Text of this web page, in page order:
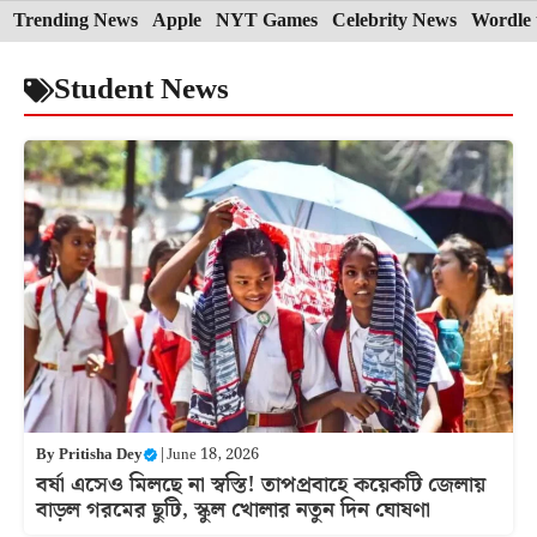
Skip
to
content
Trending News Apple NYT Games Celebrity News Wordle
Student News
ByPritisha Dey |June 18, 2026
বর্ষা এসেও মিলছে না স্বস্তি! তাপপ্রবাহে কয়েকটি জেলায়
বাড়ল গরমের ছুটি, স্কুল খোলার নতুন দিন ঘোষণা